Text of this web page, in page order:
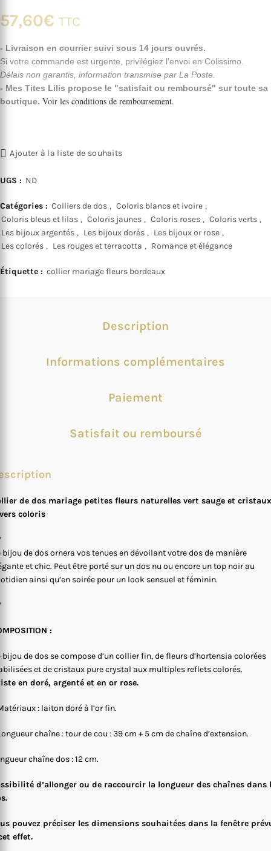
57,60€ TTC
- Livraison en courrier suivi sous 14 jours ouvrés.
Si votre commande est urgente, privilégiez l’envoi en Colissimo.
Délais non garantis, information transmise par La Poste.
- Mes Tites Lilis propose le "satisfait ou remboursé" sur toute sa
boutique. Voir les conditions de remboursement.
Ajouter à la liste de souhaits
UGS : ND
Catégories : Colliers de dos , Coloris blancs et ivoire ,
Coloris bleus et lilas , Coloris jaunes , Coloris roses , Coloris verts ,
Les bijoux argentés , Les bijoux dorés , Les bijoux or rose ,
Les colorés , Les rouges et terracotta , Romance et élégance
Étiquette : collier mariage fleurs bordeaux
Description
Informations complémentaires
Paiement
Satisfait ou remboursé
de dos mariage petites fleurs naturelles vert sauge et
coloris
bijou de dos ornera vos tenues en dévoilant votre dos de manière
et chic. Peut être porté sur un dos nu ou encore un top noir au
ainsi qu’en soirée pour un look sensuel et féminin.
:
bijou de dos se compose d’un collier fin, de fleurs d’hortensia colorées
et de cristaux pure crystal aux multiples reflets colorés.
en doré, argenté et en or rose.
: laiton doré à l’or fin.
chaîne : tour de cou : 39 cm + 5 cm de chaîne d’extension.
chaîne dos : 12 cm.
d’allonger ou de raccourcir la longueur des chaînes dans
pouvez préciser les dimensions souhaitées dans la fenêtre
effet.